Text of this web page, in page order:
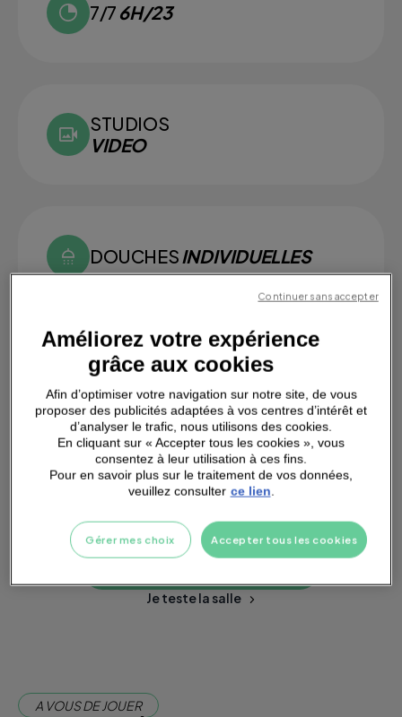
7/7 6H/23
STUDIOS
VIDEO
DOUCHESINDIVIDUELLES
SMALL GROUPS
PARKINGA PROXIMITÉ
Je teste la salle
A VOUS DE JOUER
Améliorez votre expérience
grâce aux cookies
Afin d’optimiser votre navigation sur notre site, de vous
proposer des publicités adaptées à vos centres d’intérêt et
d’analyser le trafic, nous utilisons des cookies.
En cliquant sur « Accepter tous les cookies », vous
consentez à leur utilisation à ces fins.
Pour en savoir plus sur le traitement de vos données,
veuillez consulter ce lien.
Accepter tous les cookies
Gérer mes choix
Continuer sans accepter